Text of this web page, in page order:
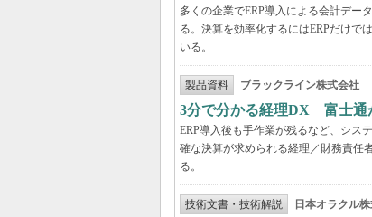
多くの企業でERP導入による会計デー
る。決算を効率化するにはERPだけで
いる。
製品資料 ブラックライン株式会社
3分で分かる経理DX 富士通
ERP導入後も手作業が残るなど、シス
確な決算が求められる経理／財務責任
る。
技術文書・技術解説 日本オラクル